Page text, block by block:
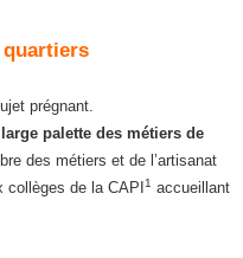
quartiers
prégnant.
palette des métiers de
des métiers et de l’artisanat
collèges de la CAPI1 accueillant